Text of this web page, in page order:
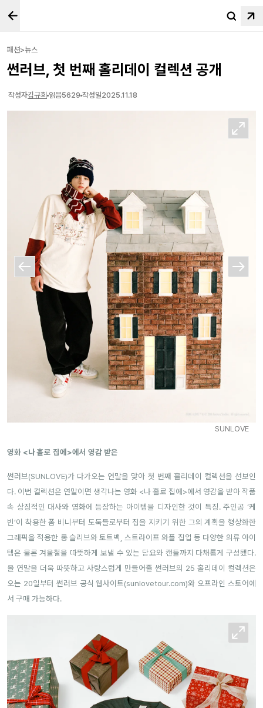
패션>뉴스
썬러브, 첫 번째 홀리데이 컬렉션 공개
작성자김규희 읽음5629 작성일2025.11.18
SUNLOVE
영화 <나 홀로 집에>에서 영감 받은
썬러브(SUNLOVE)가 다가오는 연말을 맞아 첫 번째 홀리데이 컬렉션을 선보인
다. 이번 컬렉션은 연말이면 생각나는 영화 <나 홀로 집에>에서 영감을 받아 작품
속 상징적인 대사와 영화에 등장하는 아이템을 디자인한 것이 특징. 주인공 ‘케
빈’이 착용한 폼 비니부터 도둑들로부터 집을 지키기 위한 그의 계획을 형상화한
그래픽을 적용한 롱 슬리브와 토트백, 스트라이프 와플 집업 등 다양한 의류 아이
템은 물론 겨울철을 따뜻하게 보낼 수 있는 담요와 캔들까지 다채롭게 구성됐다.
올 연말을 더욱 따뜻하고 사랑스럽게 만들어줄 썬러브의 25 홀리데이 컬렉션은
오는 20일부터 썬러브 공식 웹사이트(sunlovetour.com)와 오프라인 스토어에
서 구매 가능하다.